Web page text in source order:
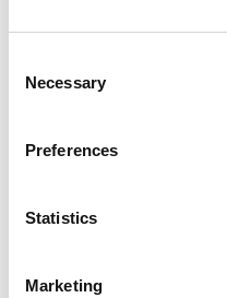
Selection
Necessary
Preferences
Statistics
Marketing